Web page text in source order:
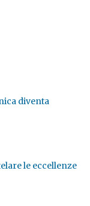
diventa
le eccellenze